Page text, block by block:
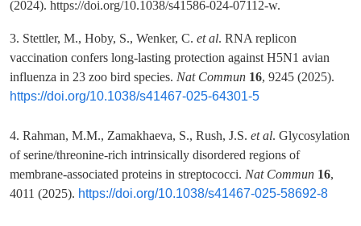
(2024). https://doi.org/10.1038/s41586-024-07112-w.
3. Stettler, M., Hoby, S., Wenker, C. et al. RNA replicon
vaccination confers long-lasting protection against H5N1 avian
influenza in 23 zoo bird species. Nat Commun 16, 9245 (2025).
https://doi.org/10.1038/s41467-025-64301-5
4. Rahman, M.M., Zamakhaeva, S., Rush, J.S. et al. Glycosylation
of serine/threonine-rich intrinsically disordered regions of
membrane-associated proteins in streptococci. Nat Commun 16,
4011 (2025). https://doi.org/10.1038/s41467-025-58692-8